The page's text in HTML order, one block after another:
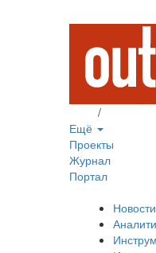
/
Ещё
Проекты
Журнал
Портал
Новости